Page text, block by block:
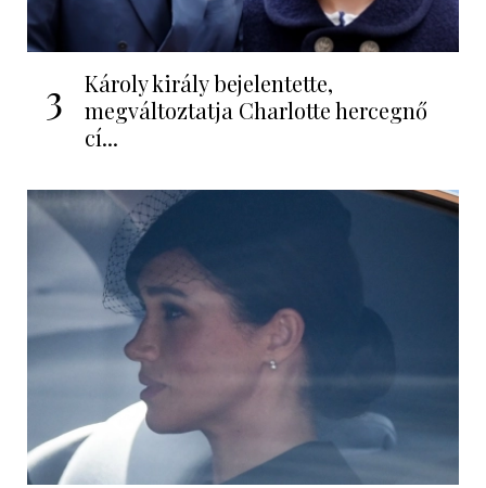
3
Károly király bejelentette,
megváltoztatja Charlotte hercegnő
cí...